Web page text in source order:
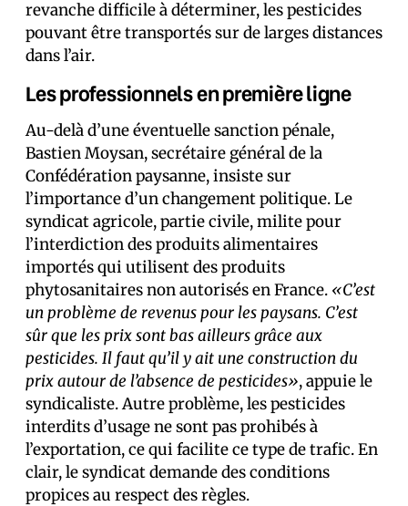
revanche difficile à déterminer, les pesticides
pouvant être transportés sur de larges distances
dans l’air.
Les professionnels en première ligne
Au-delà d’une éventuelle sanction pénale,
Bastien Moysan, secrétaire général de la
Confédération paysanne, insiste sur
l’importance d’un changement politique. Le
syndicat agricole, partie civile, milite pour
l’interdiction des produits alimentaires
importés qui utilisent des produits
phytosanitaires non autorisés en France. «C’est
un problème de revenus pour les paysans. C’est
sûr que les prix sont bas ailleurs grâce aux
pesticides. Il faut qu’il y ait une construction du
prix autour de l’absence de pesticides», appuie le
syndicaliste. Autre problème, les pesticides
interdits d’usage ne sont pas prohibés à
l’exportation, ce qui facilite ce type de trafic. En
clair, le syndicat demande des conditions
propices au respect des règles.